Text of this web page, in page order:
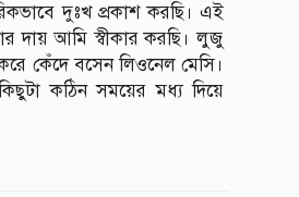
দুঃখ প্রকাশ করছি। এই
দায় আমি স্বীকার করছি। লুজু
কেঁদে বসেন লিওনেল মেসি।
কঠিন সময়ের মধ্য দিয়ে